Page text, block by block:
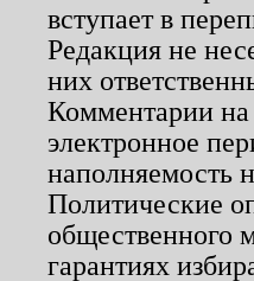
вступает в
Редакция не
них
Комментарии
электронное
наполняемость
Политические
общественного
гарантиях